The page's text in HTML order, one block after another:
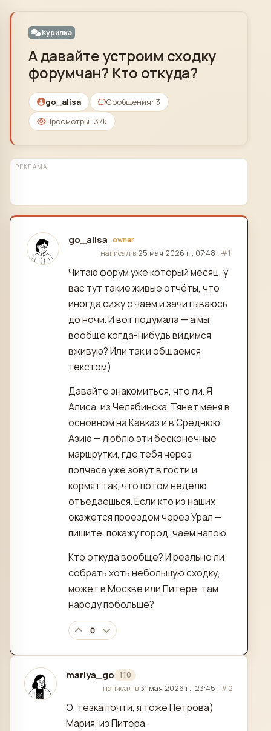
Курилка
А давайте устроим сходку
форумчан? Кто откуда?
go_alisa
Сообщения: 3
Просмотры: 37k
РЕКЛАМА
go_alisa owner
отредактировано
написал в 25 мая 2026 г., 07:48 · #1
Читаю форум уже который месяц, у
вас тут такие живые отчёты, что
иногда сижу с чаем и зачитываюсь
до ночи. И вот подумала — а мы
вообще когда-нибудь видимся
вживую? Или так и общаемся
текстом)
Давайте знакомиться, что ли. Я
Алиса, из Челябинска. Тянет меня в
основном на Кавказ и в Среднюю
Азию — люблю эти бесконечные
маршрутки, где тебя через
полчаса уже зовут в гости и
кормят так, что потом неделю
отъедаешься. Если кто из наших
окажется проездом через Урал —
пишите, покажу город, чаем напою.
Кто откуда вообще? И реально ли
собрать хоть небольшую сходку,
может в Москве или Питере, там
народу побольше?
0
mariya_go 110
отредактировано
написал в31 мая 2026 г., 23:45 · #2
О, тёзка почти, я тоже Петрова)
Мария, из Питера.